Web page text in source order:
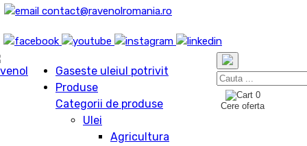
contact@ravenolromania.ro
Gaseste uleiul potrivit
Produse
Categorii de produse
Ulei
Agricultura
0
Cere oferta